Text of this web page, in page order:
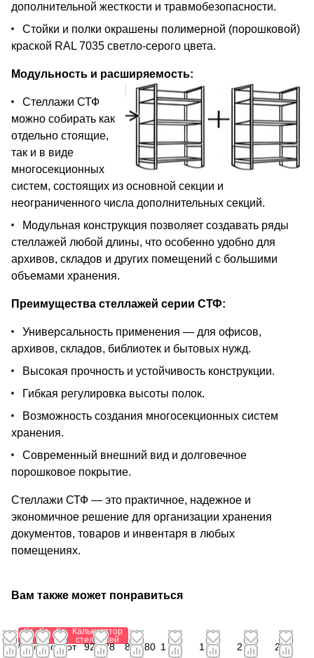
дополнительной жесткости и травмобезопасности.
Стойки и полки окрашены полимерной (порошковой)
краской RAL 7035 светло-серого цвета.
Модульность и расширяемость:
Стеллажи СТФ
можно собирать как
отдельно стоящие,
так и в виде
многосекционных
систем, состоящих из основной секции и
неограниченного числа дополнительных секций.
Модульная конструкция позволяет создавать ряды
стеллажей любой длины, что особенно удобно для
архивов, складов и других помещений с большими
объемами хранения.
Преимущества стеллажей серии СТФ:
Универсальность применения — для офисов,
архивов, складов, библиотек и бытовых нужд.
Высокая прочность и устойчивость конструкции.
Гибкая регулировка высоты полок.
Возможность создания многосекционных систем
хранения.
Современный внешний вид и долговечное
порошковое покрытие.
Стеллажи СТФ — это практичное, надежное и
экономичное решение для организации хранения
документов, товаров и инвентаря в любых
помещениях.
Вам также может понравиться
Калькулятор
стеллажей
0
Калькулятор
стеллажей
от
Калькулятор
стеллажей
от 1
Калькулятор
стеллажей
от
923,88
841,80 1
1
2
2